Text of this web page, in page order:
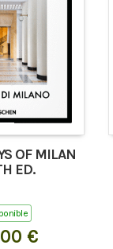
OF MILAN
ED.
€